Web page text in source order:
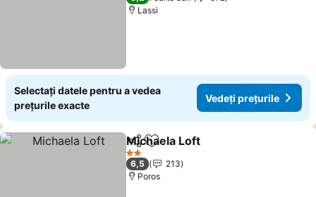
Lassi
Selectați datele pentru a vedea
prețurile exacte
Vedeți prețurile
DistribuițiAdăugaţi la favorite
Michaela Loft
2 Stele
6,5
213
Poros